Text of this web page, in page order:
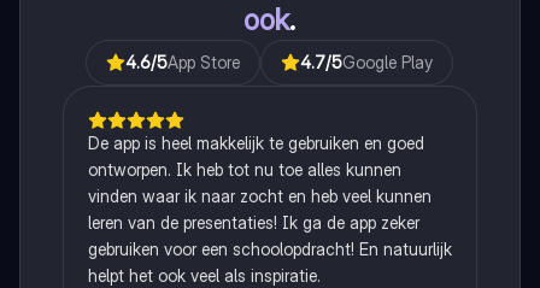
ook.
4.6/5App Store 4.7/5Google Play
De app is heel makkelijk te gebruiken en goed
ontworpen. Ik heb tot nu toe alles kunnen
vinden waar ik naar zocht en heb veel kunnen
leren van de presentaties! Ik ga de app zeker
gebruiken voor een schoolopdracht! En natuurlijk
helpt het ook veel als inspiratie.